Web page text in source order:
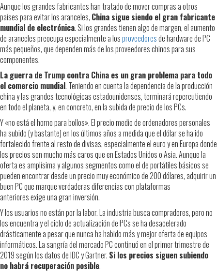
Aunque los grandes fabricantes han tratado de mover compras a otros
países para evitar los aranceles, China sigue siendo el gran fabricante
mundial de electrónica. Si los grandes tienen algo de margen, el aumento
de aranceles preocupa especialmente a losproveedoresde hardware de PC
más pequeños, que dependen más de los proveedores chinos para sus
componentes.
La guerra de Trump contra China es un gran problema para todo
el comercio mundial. Teniendo en cuenta la dependencia de la producción
china y las grandes tecnológicas estadounidenses, terminará repercutiendo
en todo el planeta, y, en concreto, en la subida de precio de los PCs.
Y «no está el horno para bollos». El precio medio de ordenadores personales
ha subido (y bastante) en los últimos años a medida que el dólar se ha ido
fortalecido frente al resto de divisas, especialmente el euro y en Europa donde
los precios son mucho más caros que en Estados Unidos o Asia. Aunque la
oferta es amplísima y algunos segmentos como el de portátiles básicos se
pueden encontrar desde un precio muy económico de 200 dólares, adquirir un
buen PC que marque verdaderas diferencias con plataformas
anteriores exige una gran inversión.
Y los usuarios no están por la labor. La industria busca compradores, pero no
los encuentra y el ciclo de actualización de PCs se ha desacelerado
drásticamente a pesar que nunca ha habido más y mejor oferta de equipos
informáticos. La sangría del mercado PC continuó en el primer trimestre de
2019 según los datos de IDC y Gartner. Si los precios siguen subiendo
no habrá recuperación posible.